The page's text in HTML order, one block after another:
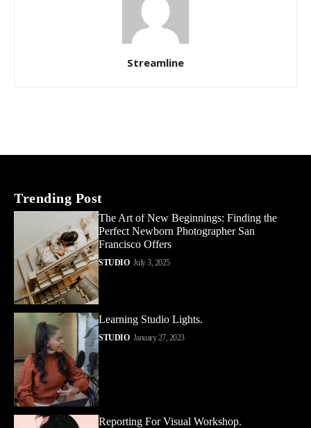
Streamline
Trending Post
The Art of New Beginnings: Finding the
Perfect Newborn Photographer San
Francisco Offers
STUDIO July 3, 2025
Learning Studio Lights.
STUDIO January 27, 2023
Reporting For Visual Workshop.